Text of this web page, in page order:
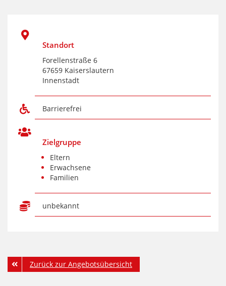
Standort
Forellenstraße 6
67659 Kaiserslautern
Innenstadt
Barrierefrei
Zielgruppe
Eltern
Erwachsene
Familien
unbekannt
Zurück zur Angebotsübersicht